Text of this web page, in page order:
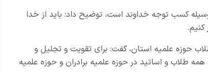
کسب توجه خداوند است، توضیح داد: باید از خدا
کنیم.
حوزه علمیه استان، گفت: برای تقویت و تجلیل و
طلاب و اساتید در حوزه علمیه برادران و حوزه علمیه